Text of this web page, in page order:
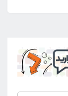
محصول بی
می تواند در
نیز استفاده
این ترتیب می